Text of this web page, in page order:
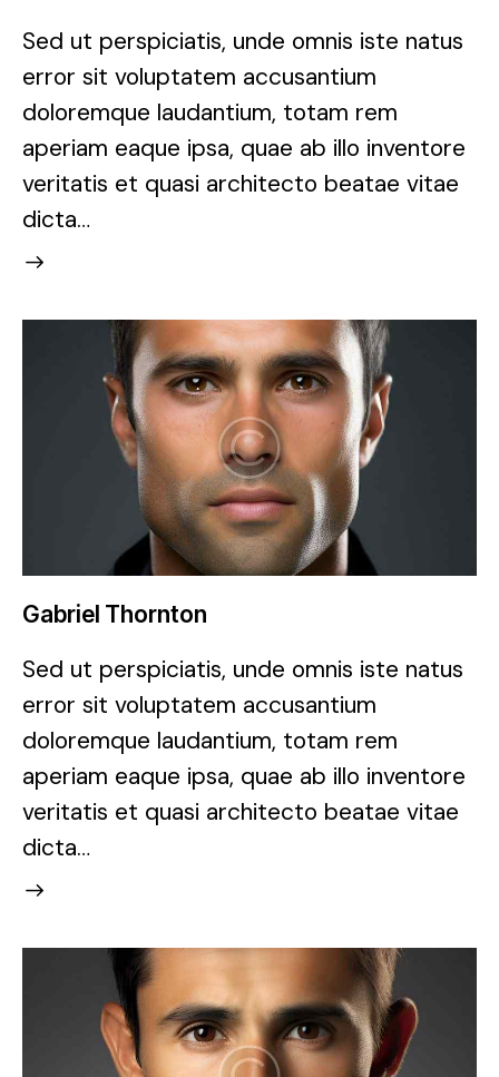
Sed ut perspiciatis, unde omnis iste natus
error sit voluptatem accusantium
doloremque laudantium, totam rem
aperiam eaque ipsa, quae ab illo inventore
veritatis et quasi architecto beatae vitae
dicta…
Gabriel Thornton
Sed ut perspiciatis, unde omnis iste natus
error sit voluptatem accusantium
doloremque laudantium, totam rem
aperiam eaque ipsa, quae ab illo inventore
veritatis et quasi architecto beatae vitae
dicta…